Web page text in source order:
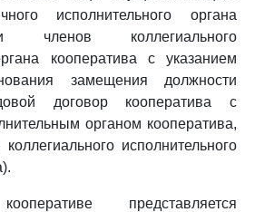
исполнительного органа
членов коллегиального
кооператива с указанием
замещения должности
договор кооператива с
органом кооператива,
исполнительного
представляется